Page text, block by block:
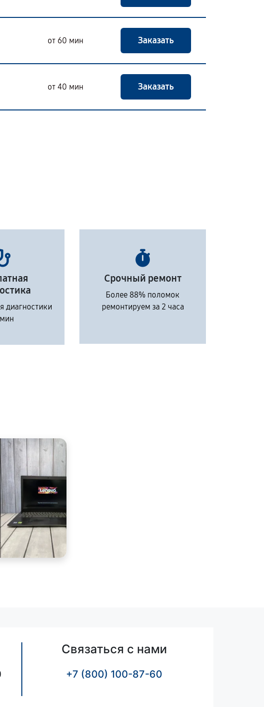
от 60 мин Заказать
от 40 мин Заказать
диагностики
Срочный ремонт
Более 88% поломок
ремонтируем за 2 часа
Связаться с нами
+7 (800) 100-87-60